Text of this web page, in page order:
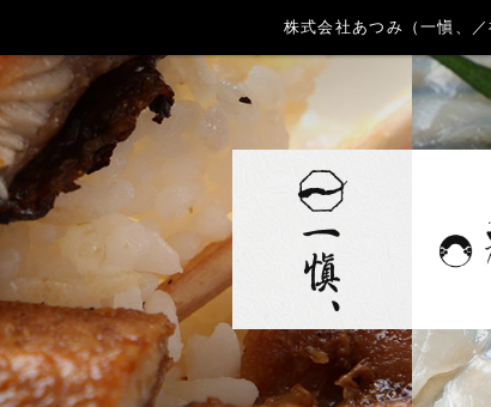
株式会社あつみ（一愼、／